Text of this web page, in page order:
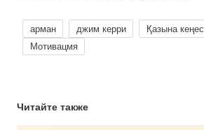
арман джим керри Қазына кеңес
Мотивацмя
Читайте также